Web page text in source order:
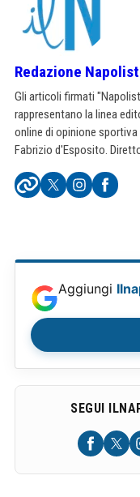
Redazione
Gli articoli firmati
rappresentano la linea
online di opinione
Fabrizio d'Esposito.
Aggiungi
SEGUI